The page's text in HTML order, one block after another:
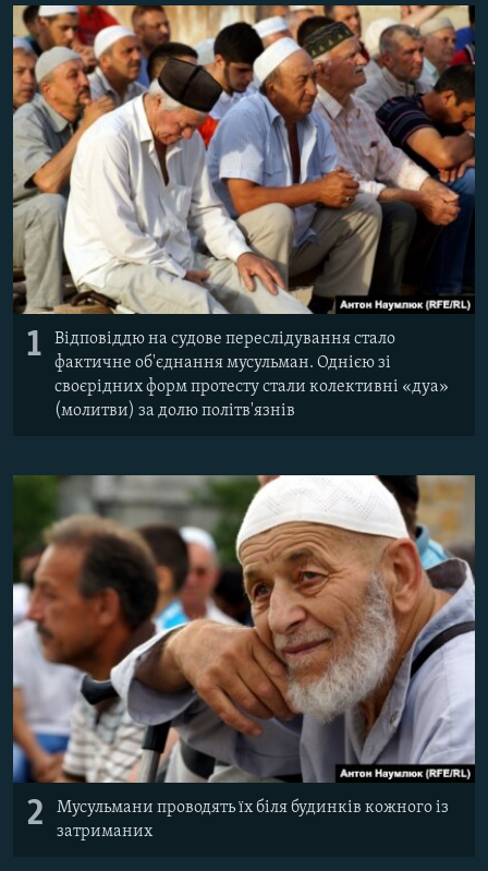
ВІДЕОУРОКИ «ELIFBE»
СВІДЧЕННЯ ОКУПАЦІЇ
УКРАЇНСЬКА ПРОБЛЕМА КРИМУ
ІНФОГРАФІКА
Русский
Qırımtatar
ДОЛУЧАЙСЯ!
Усі сайти RFE/RL
1
Відповіддю на судове переслідування стало
фактичне об'єднання мусульман. Однією зі
своєрідних форм протесту стали колективні «дуа»
(молитви) за долю політв'язнів
2
Мусульмани проводять їх біля будинків кожного із
затриманих